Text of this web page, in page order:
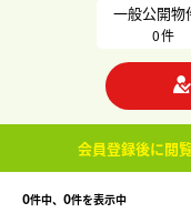
一般公開物
0件
会員登録後に閲
0件中、 0件を表示中